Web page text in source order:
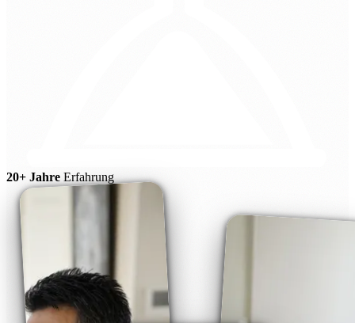
20+ Jahre Erfahrung